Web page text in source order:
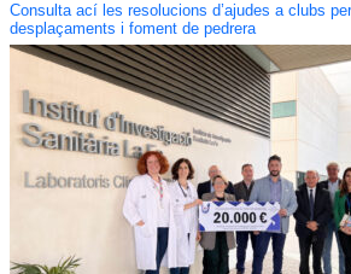
Consulta ací les resolucions d’ajudes a clubs
desplaçaments i foment de pedrera